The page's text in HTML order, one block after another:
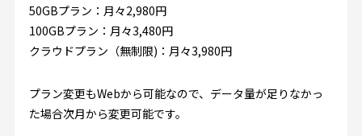
50GBプラン：月々2,980円
100GBプラン：月々3,480円
クラウドプラン（無制限)：月々3,980円
プラン変更もWebから可能なので、データ量が足りなかっ
た場合次月から変更可能です。